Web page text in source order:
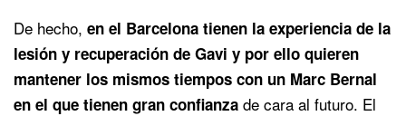
De hecho, en el Barcelona tienen la experiencia de la
lesión y recuperación de Gavi y por ello quieren
mantener los mismos tiempos con un Marc Bernal
en el que tienen gran confianza de cara al futuro. El